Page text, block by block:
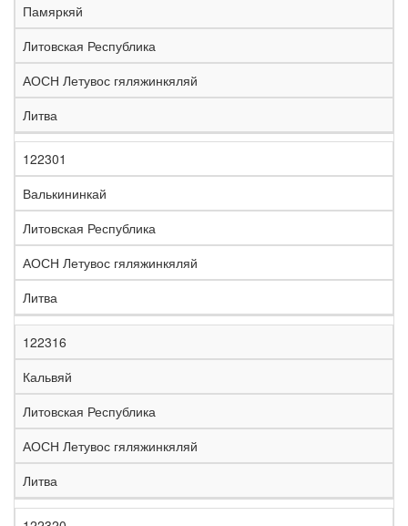
Памяркяй
Литовская Республика
АОСН Летувос гяляжинкяляй
Литва
122301
Валькининкай
Литовская Республика
АОСН Летувос гяляжинкяляй
Литва
122316
Кальвяй
Литовская Республика
АОСН Летувос гяляжинкяляй
Литва